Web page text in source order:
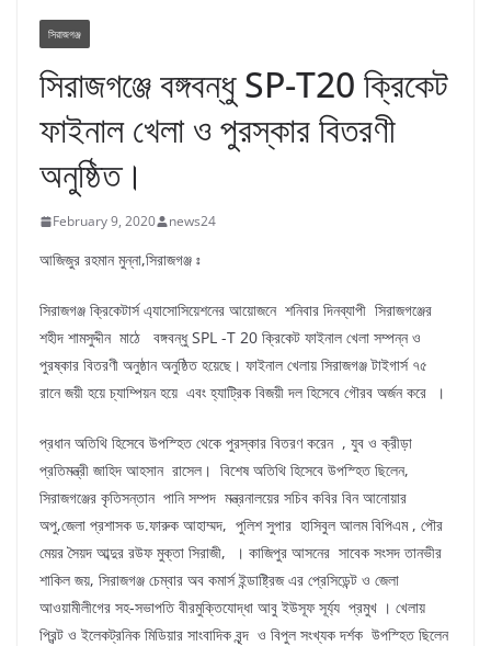
সিরাজগঞ্জ
সিরাজগঞ্জে বঙ্গবন্ধু SP-T20 ক্রিকেট
ফাইনাল খেলা ও পুরস্কার বিতরণী
অনুষ্ঠিত।
February 9, 2020 news24
আজিজুর রহমান মুন্না,সিরাজগঞ্জ ঃ
সিরাজগঞ্জ ক্রিকেটার্স এ্যাসোসিয়েশনের আয়োজনে শনিবার দিনব্যাপী সিরাজগঞ্জের
শহীদ শামসুদ্দীন মাঠে বঙ্গবন্ধু SPL -T 20 ক্রিকেট ফাইনাল খেলা সম্পন্ন ও
পুরষ্কার বিতরণী অনুষ্ঠান অনুষ্ঠিত হয়েছে। ফাইনাল খেলায় সিরাজগঞ্জ টাইগার্স ৭৫
রানে জয়ী হয়ে চ্যাম্পিয়ন হয়ে এবং হ্যাট্রিক বিজয়ী দল হিসেবে গৌরব অর্জন করে ।
প্রধান অতিথি হিসেবে উপস্হিত থেকে পুরস্কার বিতরণ করেন , যুব ও ক্রীড়া
প্রতিমন্ত্রী জাহিদ আহসান রাসেল। বিশেষ অতিথি হিসেবে উপস্হিত ছিলেন,
সিরাজগঞ্জের কৃতিসন্তান পানি সম্পদ মন্ত্রনালয়ের সচিব কবির বিন আনোয়ার
অপু,জেলা প্রশাসক ড.ফারুক আহাম্মদ, পুলিশ সুপার হাসিবুল আলম বিপিএম , পৌর
মেয়র সৈয়দ আব্দুর রউফ মুক্তা সিরাজী, । কাজিপুর আসনের সাবেক সংসদ তানভীর
শাকিল জয়, সিরাজগঞ্জ চেম্বার অব কমার্স ইন্ডাষ্ট্রিজ এর প্রেসিডেন্ট ও জেলা
আওয়ামীলীগের সহ-সভাপতি বীরমুক্তিযোদ্ধা আবু ইউসূফ সূর্য্য প্রমুখ । খেলায়
প্রিন্ট ও ইলেকট্রনিক মিডিয়ার সাংবাদিক বৃন্দ ও বিপুল সংখ্যক দর্শক উপস্হিত ছিলেন